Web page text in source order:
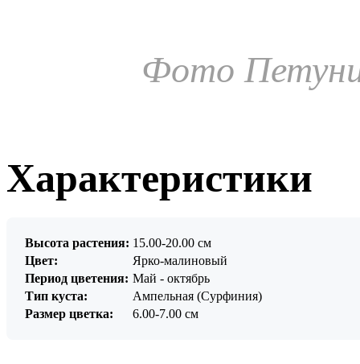
Фото
Характеристики
Высота растения: 15.00-20.00 см
Цвет:
Ярко-малиновый
Период цветения: Май - октябрь
Тип куста:
Ампельная (Сурфиния)
Размер цветка:
6.00-7.00 см